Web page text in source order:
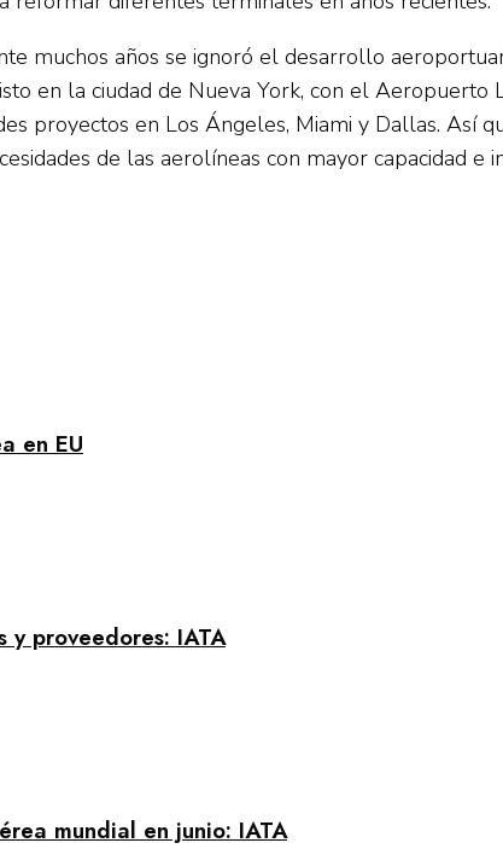
muchos años se ignoró el desarrollo
en la ciudad de Nueva York, con el Aeropuerto
proyectos en Los Ángeles, Miami y Dallas. Así
de las aerolíneas con mayor capacidad e
en EU
y proveedores: IATA
mundial en junio: IATA